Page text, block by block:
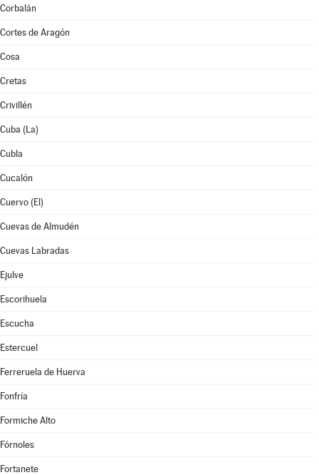
Corbalán
Cortes de Aragón
Cosa
Cretas
Crivillén
Cuba (La)
Cubla
Cucalón
Cuervo (El)
Cuevas de Almudén
Cuevas Labradas
Ejulve
Escorihuela
Escucha
Estercuel
Ferreruela de Huerva
Fonfría
Formiche Alto
Fórnoles
Fortanete